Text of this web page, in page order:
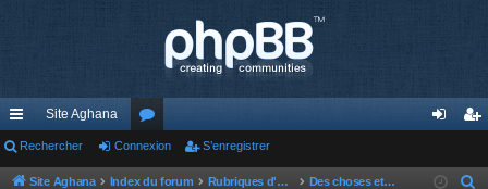
cc
ès
Site Aghana
or
u ne nr
Rechercher Connexion S’enregistrer
Site Aghana Index du forum Rubriques d'Aghana Des choses et d'autres